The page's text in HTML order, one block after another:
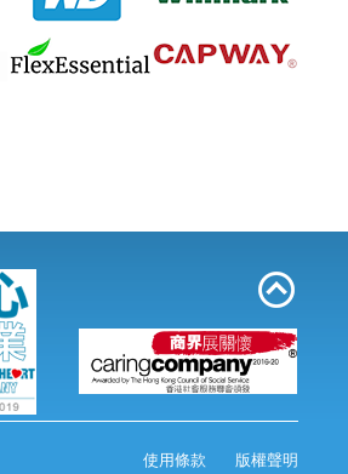
Pentel Floatune 0.5 BZN205 筆 - Black
使用條款 版權聲明